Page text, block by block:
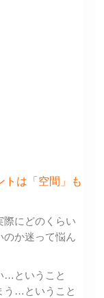
トは「空間」も
際にどのくらい
のか迷って悩ん
…ということ
う…ということ